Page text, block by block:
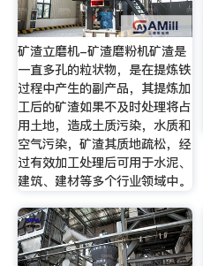
矿渣立磨机-矿渣磨粉机矿渣是
一直多孔的粒状物，是在提炼铁
过程中产生的副产品，其提炼加
工后的矿渣如果不及时处理将占
用土地，造成土质污染，水质和
空气污染，矿渣其质地疏松，经
过有效加工处理后可用于水泥、
建筑、建材等多个行业领域中。